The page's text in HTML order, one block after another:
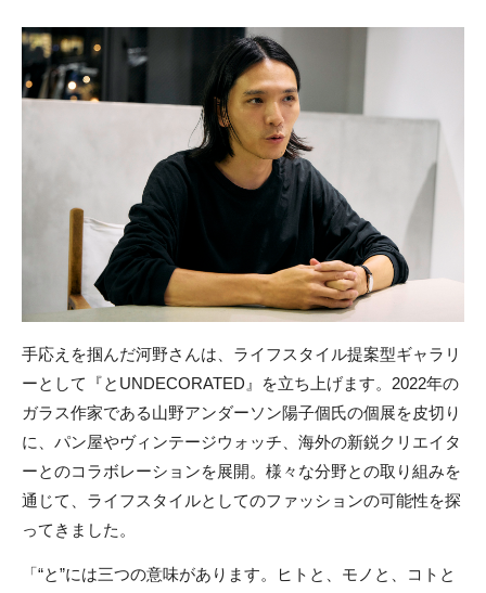
手応えを掴んだ河野さんは、ライフスタイル提案型ギャラリ
ーとして『とUNDECORATED』を立ち上げます。2022年の
ガラス作家である山野アンダーソン陽子個氏の個展を皮切り
に、パン屋やヴィンテージウォッチ、海外の新鋭クリエイタ
ーとのコラボレーションを展開。様々な分野との取り組みを
通じて、ライフスタイルとしてのファッションの可能性を探
ってきました。
「“と”には三つの意味があります。ヒトと、モノと、コトと